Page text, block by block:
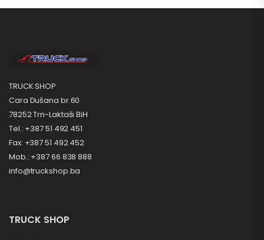
TRUCK SHOP
Cara Dušana br.60
78252 Trn-Laktaši BiH
Tel.: +387 51 492 451
Fax: +387 51 492 452
Mob.: +387 66 838 888
info@truckshop.ba
TRUCK SHOP